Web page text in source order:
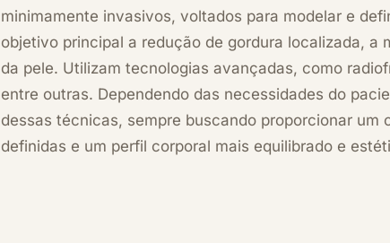
minimamente invasivos, voltados para modelar e
objetivo principal a redução de gordura localizada, a
da pele. Utilizam tecnologias avançadas, como
entre outras. Dependendo das necessidades do
dessas técnicas, sempre buscando proporcionar um
definidas e um perfil corporal mais equilibrado e